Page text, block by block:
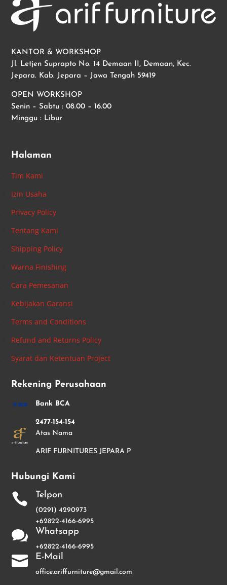
KANTOR & WORKSHOP
Jl. Letjen Suprapto No. 14 Demaan II, Demaan, Kec.
Jepara. Kab. Jepara – Jawa Tengah 59419
OPEN WORKSHOP
Senin – Sabtu : 08.00 – 16.00
Minggu : Libur
Halaman
Tim Kami
Izin Usaha
Privacy Policy
Tentang Kami
Shipping Policy
Warna Finishing
Cara Pemesanan
Kebijakan Garansi
Terms and Conditions
Refund and Returns Policy
Syarat dan Ketentuan Project
Rekening Perusahaan
Bank BCA
2477-154-154
Atas Nama
ARIF FURNITURES JEPARA P
Hubungi Kami
 Telpon
(0291) 4290973
+62822-4166-6995
 Whatsapp
+62822-4166-6995
 E-Mail
office.ariffurniture@gmail.com